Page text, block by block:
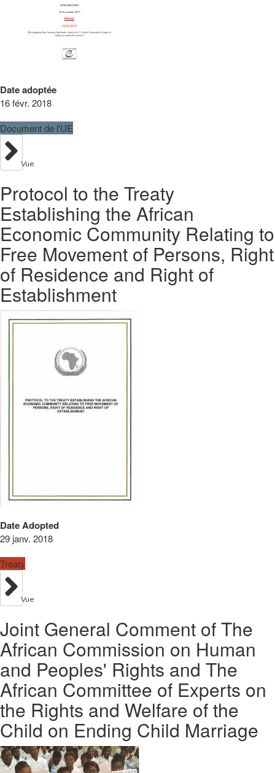
Date adoptée
16 févr. 2018
Document de l'UE
Vue
Protocol to the Treaty
Establishing the African
Economic Community Relating to
Free Movement of Persons, Right
of Residence and Right of
Establishment
Date Adopted
29 janv. 2018
Treaty
Vue
Joint General Comment of The
African Commission on Human
and Peoples' Rights and The
African Committee of Experts on
the Rights and Welfare of the
Child on Ending Child Marriage